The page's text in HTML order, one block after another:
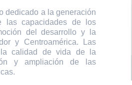
dedicado a la generación
las capacidades de los
del desarrollo y la
y Centroamérica. Las
la calidad de vida de la
y ampliación de las